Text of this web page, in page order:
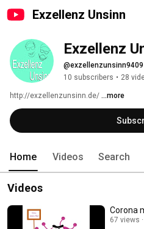
Exzellenz Unsinn
Exzellenz
@exzellenzunsinn9409
10 subscribers • 28
http://exzellenzunsinn.de/ ...more
Home Videos Search
Videos
Corona
67 views